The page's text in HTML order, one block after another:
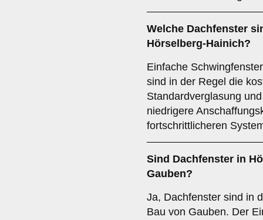
Welche Dachfenster
Hörselberg-Hainich?
Einfache
sind in der Regel die
Standardverglasung
niedrigere
fortschrittlicheren
Sind Dachfenster in
Gauben?
Ja, Dachfenster sind in
Bau von Gauben. Der